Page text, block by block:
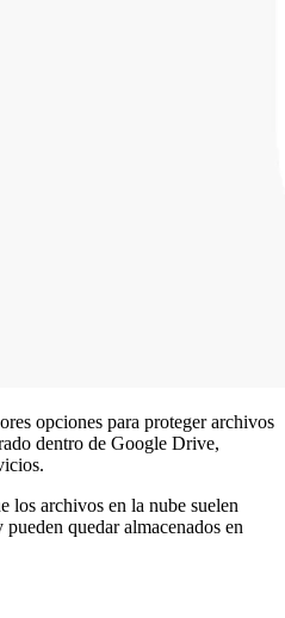
opciones para proteger archivos
dentro de Google Drive,
los archivos en la nube suelen
quedar almacenados en